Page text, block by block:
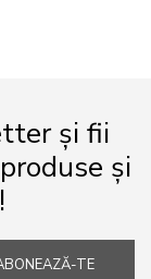
și fii
și
TE